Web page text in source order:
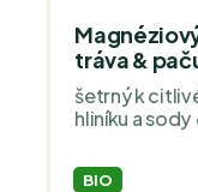
tráva &
šetrný k
hliníku a
BIO